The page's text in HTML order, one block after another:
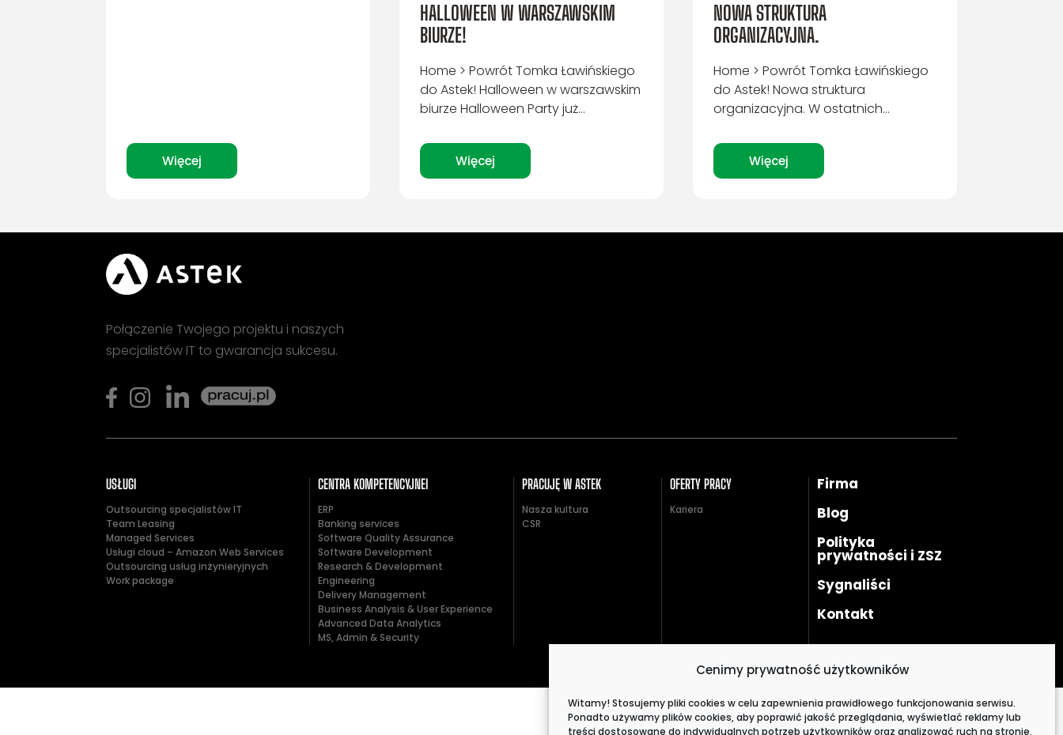
Cenimy prywatność użytkowników
Witamy! Stosujemy pliki cookies w celu zapewnienia prawidłowego funkcjonowania serwisu.
Ponadto używamy plików cookies, aby poprawić jakość przeglądania, wyświetlać reklamy lub
treści dostosowane do indywidualnych potrzeb użytkowników oraz analizować ruch na stronie.
Więcej
HALLOWEEN W WARSZAWSKIM
BIURZE!
Home > Powrót Tomka Ławińskiego
do Astek! Halloween w warszawskim
biurze Halloween Party już...
Więcej
NOWA STRUKTURA
ORGANIZACYJNA.
Home > Powrót Tomka Ławińskiego
do Astek! Nowa struktura
organizacyjna. W ostatnich...
Więcej
Połączenie Twojego projektu i naszych
specjalistów IT to gwarancja sukcesu.
USŁUGI
Outsourcing specjalistów IT
Team Leasing
Managed Services
Usługi cloud – Amazon Web Services
Outsourcing usług inżynieryjnych
Work package
CENTRA KOMPETENCYJNEI
ERP
Banking services
Software Quality Assurance
Software Development
Research & Development
Engineering
Delivery Management
Business Analysis & User Experience
Advanced Data Analytics
MS, Admin & Security
PRACUJĘ W ASTEK
Nasza kultura
CSR
OFERTY PRACY
Kariera
Firma
Blog
Polityka
prywatności i ZSZ
Sygnaliści
Kontakt